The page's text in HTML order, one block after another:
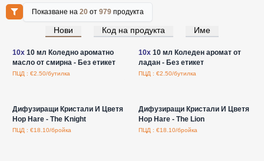
Показване на20 от979 продукта
Нови Код на продукта Име
Влезте за цени на едро
10x10 мл Коледно ароматно
масло от смирна - Без етикет
ПЦД : €2.50/бутилка
Влезте за цени на едро
10x10 мл Коледен аромат от
ладан - Без етикет
ПЦД : €2.50/бутилка
Дифузиращи Кристали И Цветя
Hop Hare - The Knight
ПЦД : €18.10/бройка
Дифузиращи Кристали И Цветя
Hop Hare - The Lion
ПЦД : €18.10/бройка